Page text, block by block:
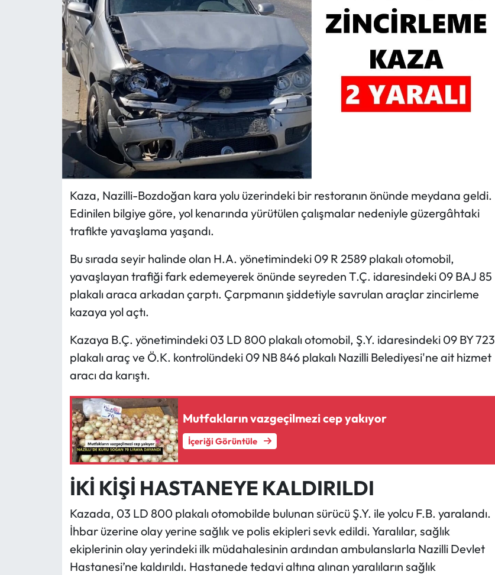
Kaza, Nazilli-Bozdoğan kara yolu üzerindeki bir restoranın önünde meydana geldi.
Edinilen bilgiye göre, yol kenarında yürütülen çalışmalar nedeniyle güzergâhtaki
trafikte yavaşlama yaşandı.
Bu sırada seyir halinde olan H.A. yönetimindeki 09 R 2589 plakalı otomobil,
yavaşlayan trafiği fark edemeyerek önünde seyreden T.Ç. idaresindeki 09 BAJ 85
plakalı araca arkadan çarptı. Çarpmanın şiddetiyle savrulan araçlar zincirleme
kazaya yol açtı.
Kazaya B.Ç. yönetimindeki 03 LD 800 plakalı otomobil, Ş.Y. idaresindeki 09 BY 723
plakalı araç ve Ö.K. kontrolündeki 09 NB 846 plakalı Nazilli Belediyesi'ne ait hizmet
aracı da karıştı.
Mutfakların vazgeçilmezi cep yakıyor
İçeriği Görüntüle
İKİ KİŞİ HASTANEYE KALDIRILDI
Kazada, 03 LD 800 plakalı otomobilde bulunan sürücü Ş.Y. ile yolcu F.B. yaralandı.
İhbar üzerine olay yerine sağlık ve polis ekipleri sevk edildi. Yaralılar, sağlık
ekiplerinin olay yerindeki ilk müdahalesinin ardından ambulanslarla Nazilli Devlet
Hastanesi’ne kaldırıldı. Hastanede tedavi altına alınan yaralıların sağlık
MAGAZİN
SAĞLIK
SİYASET
TARIM
RESMİ İLANLAR
HABER İLAN